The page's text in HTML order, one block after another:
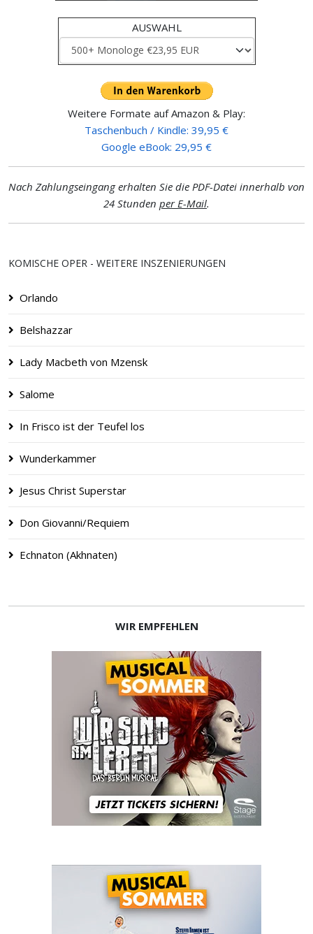
AUSWAHL
Weitere Formate auf Amazon & Play:
Taschenbuch / Kindle: 39,95 €
Google eBook: 29,95 €
Nach Zahlungseingang erhalten Sie die PDF-Datei innerhalb von
24 Stunden per E-Mail.
KOMISCHE OPER - WEITERE INSZENIERUNGEN
Orlando
Belshazzar
Lady Macbeth von Mzensk
Salome
In Frisco ist der Teufel los
Wunderkammer
Jesus Christ Superstar
Don Giovanni/Requiem
Echna­ton (Akhna­ten)
WIR EMPFEHLEN